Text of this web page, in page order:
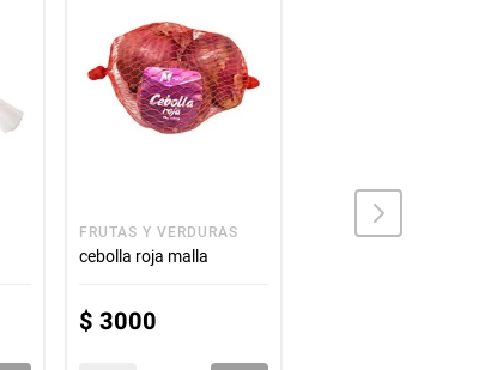
FRUTAS Y VERDURAS
cebolla roja malla
$ 3000
FRUTAS Y VERDURAS